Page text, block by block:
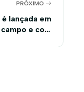
PRÓXIMO
lançada em
e com